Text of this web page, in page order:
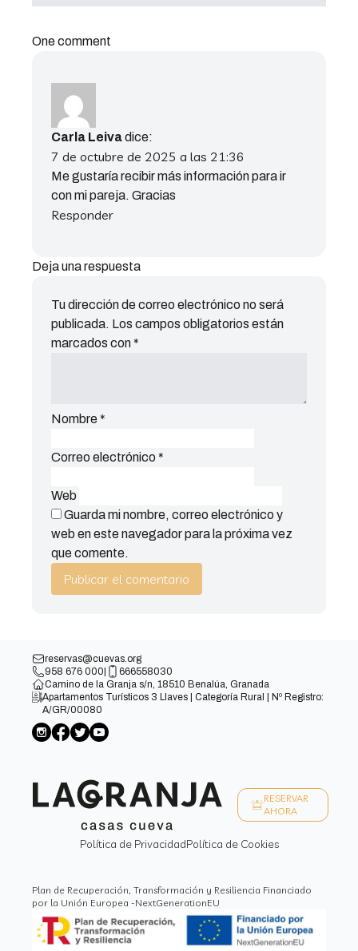
One comment
Carla Leivadice:
7 de octubre de 2025 a las 21:36
Me gustaría recibir más información para ir
con mi pareja. Gracias
Responder
Deja una respuesta
Tu dirección de correo electrónico no será
publicada. Los campos obligatorios están
marcados con *
Nombre *
Correo electrónico *
Web
Guarda mi nombre, correo electrónico y
web en este navegador para la próxima vez
que comente.
reservas@cuevas.org
958 676 000
666558030
Camino de la Granja s/n, 18510 Benalúa, Granada
Apartamentos Turísticos 3 Llaves | Categoría Rural | Nº Registro:
A/GR/00080
RESERVAR
AHORA
Política de PrivacidadPolítica de Cookies
Plan de Recuperación, Transformación y Resiliencia Financiado
por la Unión Europea -NextGenerationEU